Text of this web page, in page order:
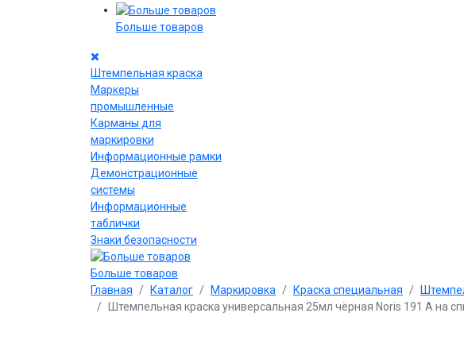
Больше товаров
Штемпельная краска
Маркеры
промышленные
Карманы для
маркировки
Информационные рамки
Демонстрационные
системы
Информационные
таблички
Знаки безопасности
Больше товаров
Главная Каталог Маркировка Краска специальная
Штемпельная краска универсальная 25мл чёрная Noris 191 A на